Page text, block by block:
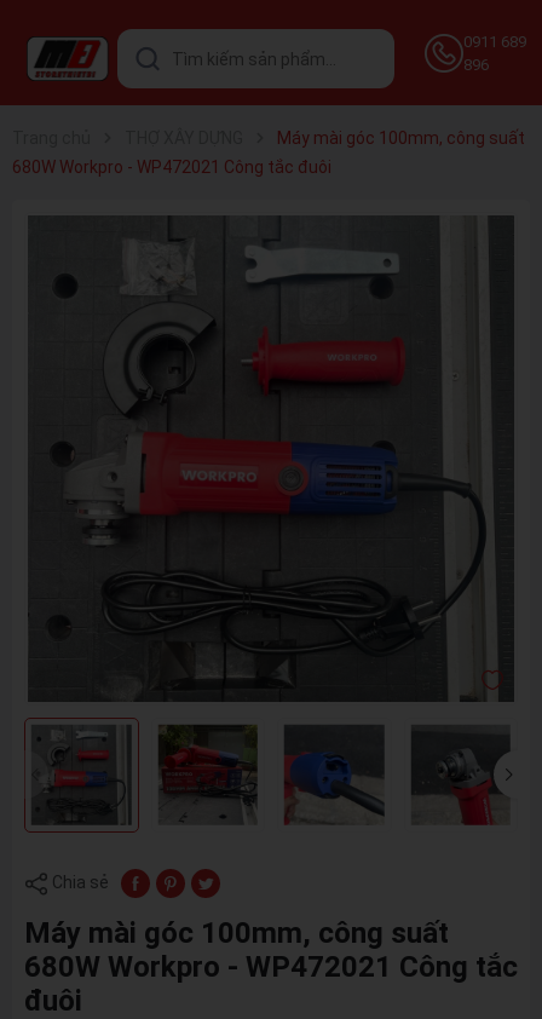
0911 689
896
Máy mài góc 100mm, công suất
680W Workpro - WP472021 Công tắc đuôi
Chia sẻ
Máy mài góc 100mm, công suất
680W Workpro - WP472021 Công tắc
đuôi